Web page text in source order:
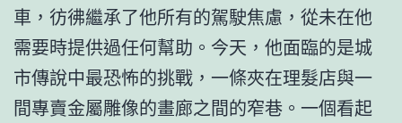
車，彷彿繼承了他所有的駕駛焦慮，從未在他
需要時提供過任何幫助。今天，他面臨的是城
市傳說中最恐怖的挑戰，一條夾在理髮店與一
間專賣金屬雕像的畫廊之間的窄巷。一個看起